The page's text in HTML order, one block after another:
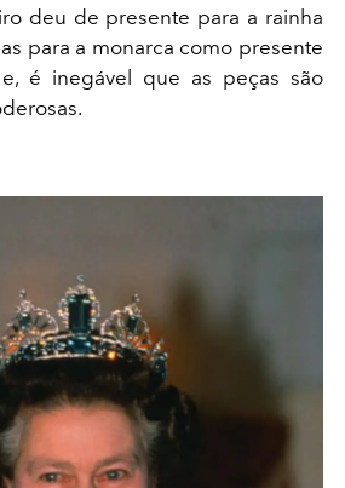
deu de presente para a rainha
para a monarca como presente
é inegável que as peças são